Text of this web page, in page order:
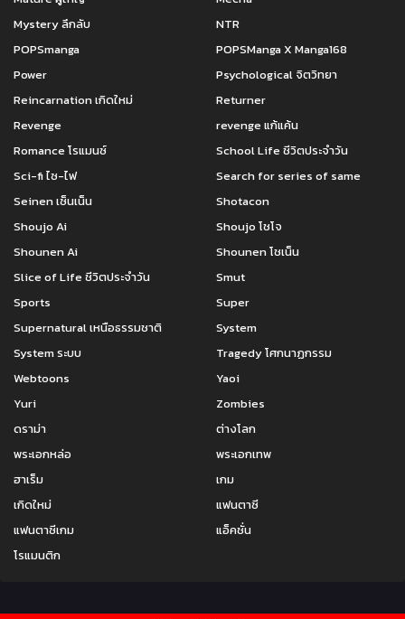
ตอนที่ 168
กันยายน 10, 2022 กันยายน 10, 2022
ตอนที่ 166 ตอนที่ 165
ตอนที่ 164
กันยายน 10, 2022
ตอนที่ 163
กันยายน 10, 2022
ตอนที่ 162
กันยายน 10, 2022
ตอนที่ 161
กันยายน 10, 2022
กันยายน 10, 2022 กันยายน 10, 2022
ตอนที่ 158 ตอนที่ 157
ตอนที่ 156
กันยายน 10, 2022
ตอนที่ 155
กันยายน 10, 2022
ตอนที่ 154
กันยายน 10, 2022
ตอนที่ 153
กันยายน 10, 2022
ตอนที่ 152
กันยายน 10, 2022 กันยายน 10, 2022
ตอนที่ 150 ตอนที่ 149
Mystery ลึกลับ
NTR
POPSmanga
POPSManga X Manga168
Power
Psychological จิตวิทยา
Reincarnation เกิดใหม่
Returner
Revenge
revenge แก้แค้น
Romance โรแมนซ์
School Life ชีวิตประจำวัน
Sci-fi ไซ-ไฟ
Search for series of same
Seinen เซ็นเน็น
Shotacon
Shoujo Ai
Shoujo โชโจ
Shounen Ai
Shounen โชเน็น
Slice of Life ชีวิตประจำวัน
Smut
Sports
Super
Supernatural เหนือธรรมชาติ
System
System ระบบ
Tragedy โศกนาฏกรรม
Webtoons
Yaoi
Yuri
Zombies
ดราม่า
ต่างโลก
พระเอกหล่อ
พระเอกเทพ
ฮาเร็ม
เกม
เกิดใหม่
แฟนตาซี
แฟนตาซีเกม
แอ็คชั่น
โรแมนติก